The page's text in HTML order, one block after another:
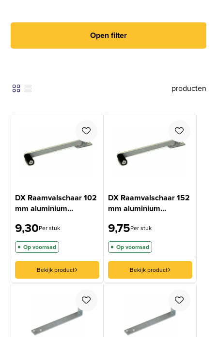
Open filter
producten
DX Raamvalschaar 102
mm aluminium...
9,30Per stuk
Op voorraad
Bekijk product
DX Raamvalschaar 152
mm aluminium...
9,75Per stuk
Op voorraad
Bekijk product